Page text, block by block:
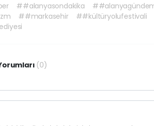
##alanyasondakika
##markasehir ##kültüryolufestivali
(0)